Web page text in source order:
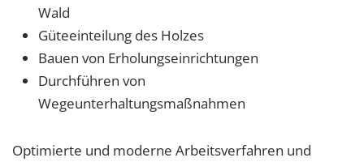
Wald
Güteeinteilung des Holzes
Bauen von Erholungseinrichtungen
Durchführen von
Wegeunterhaltungsmaßnahmen
Optimierte und moderne Arbeitsverfahren und
Vimeo